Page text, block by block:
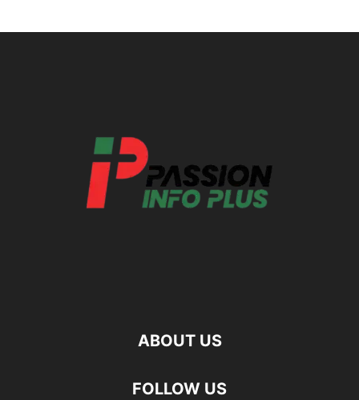
ABOUT US
FOLLOW US